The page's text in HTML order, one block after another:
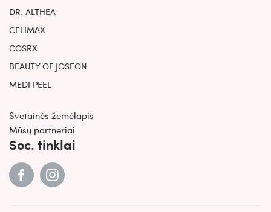
DR. ALTHEA
CELIMAX
COSRX
BEAUTY OF JOSEON
MEDI PEEL
Svetainės žemėlapis
Mūsų partneriai
Soc. tinklai